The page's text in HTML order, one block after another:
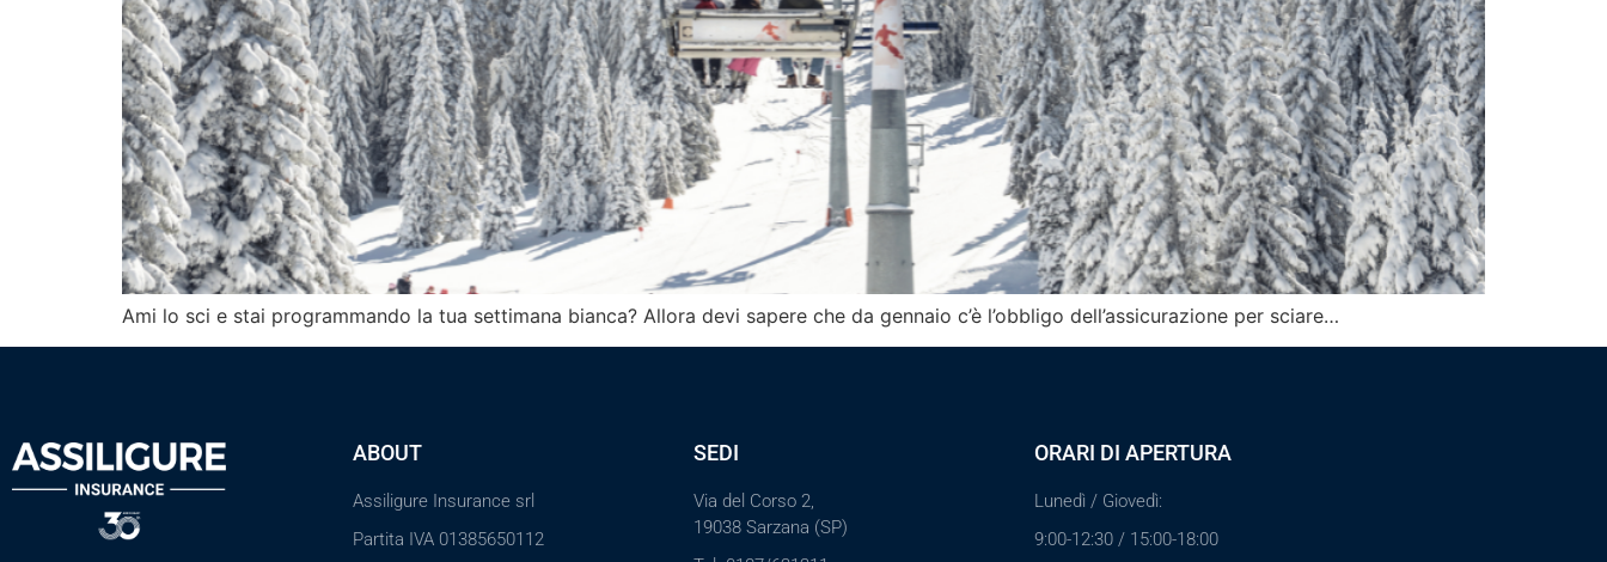
Ami lo sci e stai programmando la tua settimana bianca? Allora devi sapere che da gennaio c’è l’obbligo dell’assicurazione per sciare…
ABOUT
Assiligure Insurance srl
Partita IVA 01385650112
SEDI
Via del Corso 2,
19038 Sarzana (SP)
ORARI DI APERTURA
Lunedì / Giovedì:
9:00-12:30 / 15:00-18:00